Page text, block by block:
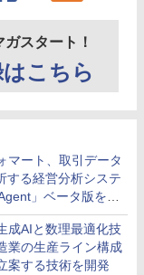
ガスタート！
こちら
マート、取引データ
する経営分析システ
」ベータ版を提
成AIと数理最適化技
業の生産ライン構成
案する技術を開発